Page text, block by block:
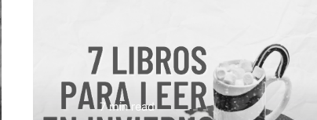
Posted by
Olivia Camarena
7 min read